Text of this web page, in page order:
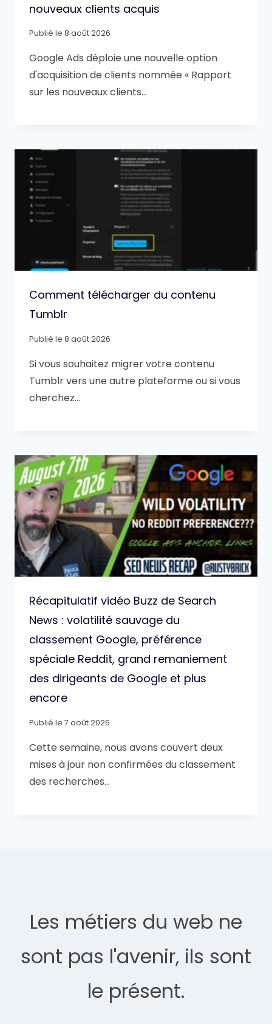
nouveaux clients acquis
Publié le 8 août 2026
Google Ads déploie une nouvelle option
d'acquisition de clients nommée « Rapport
sur les nouveaux clients…
Comment télécharger du contenu
Tumblr
Publié le 8 août 2026
Si vous souhaitez migrer votre contenu
Tumblr vers une autre plateforme ou si vous
cherchez…
Récapitulatif vidéo Buzz de Search
News : volatilité sauvage du
classement Google, préférence
spéciale Reddit, grand remaniement
des dirigeants de Google et plus
encore
Publié le 7 août 2026
Cette semaine, nous avons couvert deux
mises à jour non confirmées du classement
des recherches…
Les métiers du web ne
sont pas l'avenir, ils sont
le présent.